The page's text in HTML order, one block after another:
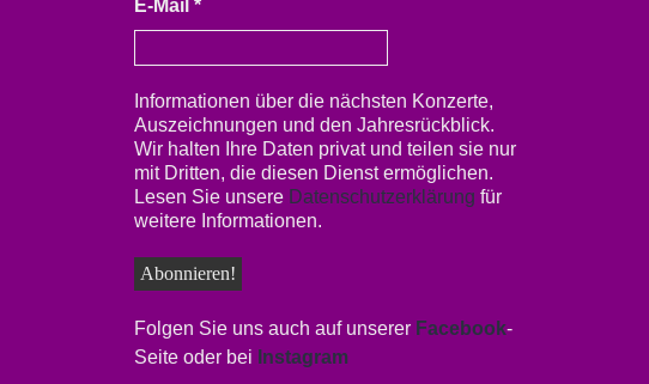
E-Mail *
Informationen über die nächsten Konzerte,
Auszeichnungen und den Jahresrückblick.
Wir halten Ihre Daten privat und teilen sie nur
mit Dritten, die diesen Dienst ermöglichen.
Lesen Sie unsere Datenschutzerklärung für
weitere Informationen.
Folgen Sie uns auch auf unserer Facebook-
Seite oder bei Instagram